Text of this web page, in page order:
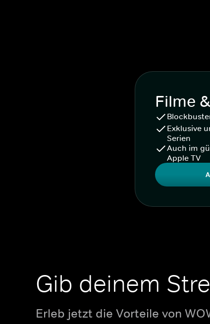
Filme
Exklusive
Serien
Auch im
Apple TV
Gib deinem
Erleb jetzt die Vorteile von